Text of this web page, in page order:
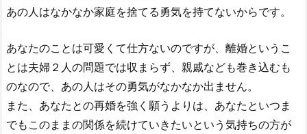
あの人はなかなか家庭を捨てる勇気を持てないからです。
あなたのことは可愛くて仕方ないのですが、離婚というこ
とは夫婦２人の問題では収まらず、親戚なども巻き込むも
のなので、あの人はその勇気がなかなか出ません。
また、あなたとの再婚を強く願うよりは、あなたといつま
でもこのままの関係を続けていきたいという気持ちの方が